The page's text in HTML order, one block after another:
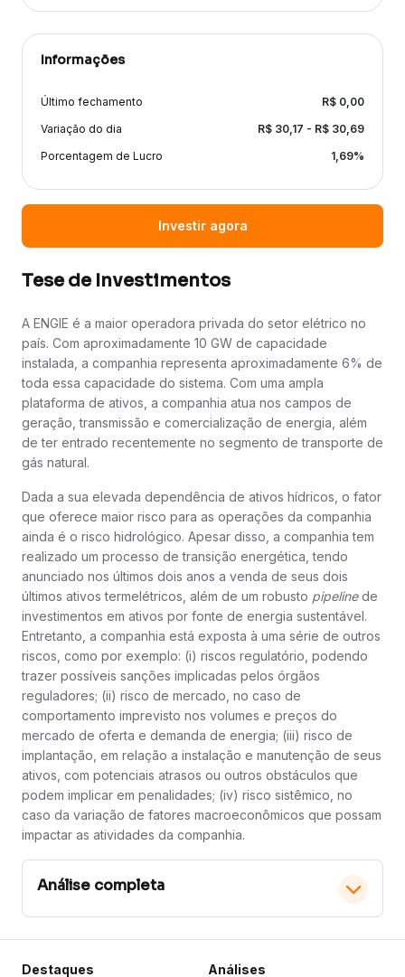
Informações
Último fechamento R$ 0,00
Variação do dia R$ 30,17 - R$ 30,69
Porcentagem de Lucro
1,69%
Investir agora
Tese de Investimentos
A ENGIE é a maior operadora privada do setor elétrico no
país. Com aproximadamente 10 GW de capacidade
instalada, a companhia representa aproximadamente 6% de
toda essa capacidade do sistema. Com uma ampla
plataforma de ativos, a companhia atua nos campos de
geração, transmissão e comercialização de energia, além
de ter entrado recentemente no segmento de transporte de
gás natural.
Dada a sua elevada dependência de ativos hídricos, o fator
que oferece maior risco para as operações da companhia
ainda é o risco hidrológico. Apesar disso, a companhia tem
realizado um processo de transição energética, tendo
anunciado nos últimos dois anos a venda de seus dois
últimos ativos termelétricos, além de um robusto pipelinede
investimentos em ativos por fonte de energia sustentável.
Entretanto, a companhia está exposta à uma série de outros
riscos, como por exemplo: (i) riscos regulatório, podendo
trazer possíveis sanções implicadas pelos órgãos
reguladores; (ii) risco de mercado, no caso de
comportamento imprevisto nos volumes e preços do
mercado de oferta e demanda de energia; (iii) risco de
implantação, em relação a instalação e manutenção de seus
ativos, com potenciais atrasos ou outros obstáculos que
podem implicar em penalidades; (iv) risco sistêmico, no
caso da variação de fatores macroeconômicos que possam
impactar as atividades da companhia.
Análise completa
favorável após confirmar o rompimento da importante
Destaques Análises